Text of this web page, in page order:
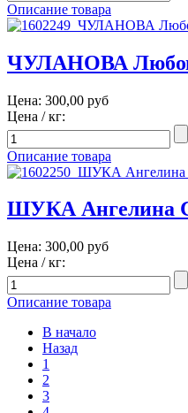
Описание товара
ЧУЛАНОВА
Цена: 300,00 руб
Цена / кг:
Описание товара
ШУКА Ангелина
Цена: 300,00 руб
Цена / кг:
Описание товара
В начало
Назад
1
2
3